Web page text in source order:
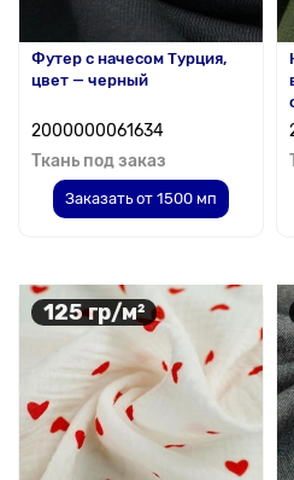
Футер с начесом Турция,
цвет — черный
2000000061634
Ткань под заказ
Заказать от 1500 мп
125 гр/м²